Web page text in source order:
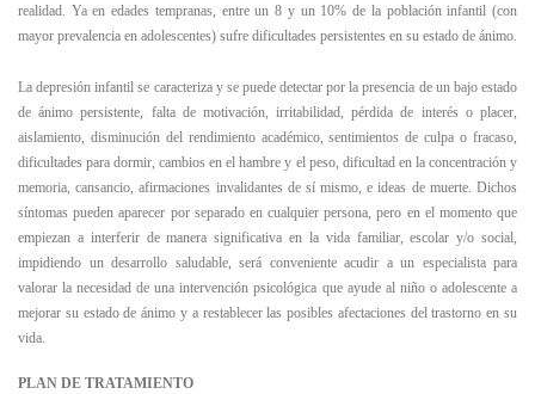
realidad. Ya en edades tempranas, entre un 8 y un 10% de la población infantil (con
mayor prevalencia en adolescentes) sufre dificultades persistentes en su estado de ánimo.
La depresión infantil se caracteriza y se puede detectar por la presencia de un bajo estado
de ánimo persistente, falta de motivación, irritabilidad, pérdida de interés o placer,
aislamiento, disminución del rendimiento académico, sentimientos de culpa o fracaso,
dificultades para dormir, cambios en el hambre y el peso, dificultad en la concentración y
memoria, cansancio, afirmaciones invalidantes de sí mismo, e ideas de muerte. Dichos
síntomas pueden aparecer por separado en cualquier persona, pero en el momento que
empiezan a interferir de manera significativa en la vida familiar, escolar y/o social,
impidiendo un desarrollo saludable, será conveniente acudir a un especialista para
valorar la necesidad de una intervención psicológica que ayude al niño o adolescente a
mejorar su estado de ánimo y a restablecer las posibles afectaciones del trastorno en su
vida.
PLAN DE TRATAMIENTO